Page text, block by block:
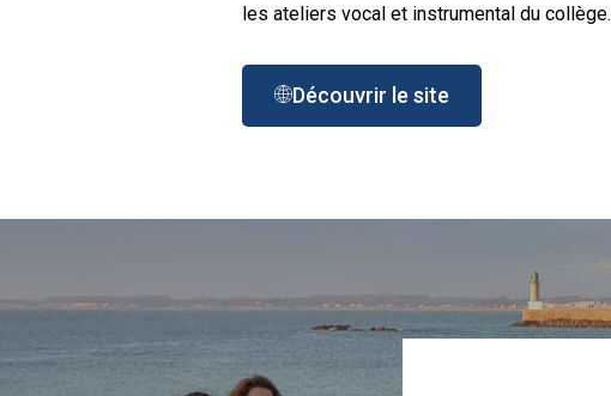
les ateliers vocal et instrumental du collège.
Découvrir le site